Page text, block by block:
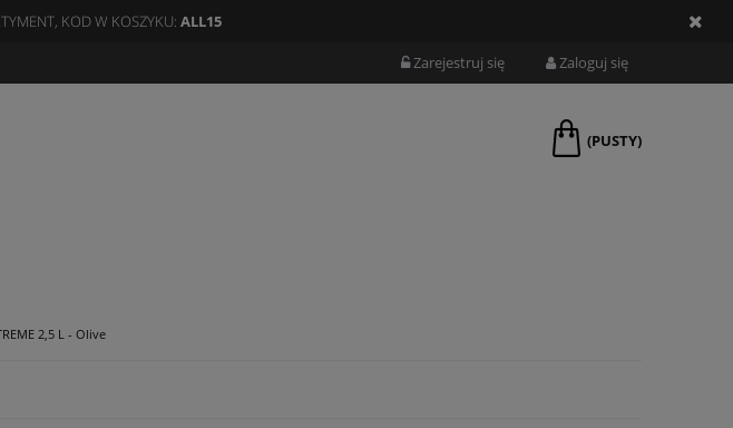
KOD W KOSZYKU: ALL15
Zarejestruj się Zaloguj się
(PUSTY)
2,5 L - Olive